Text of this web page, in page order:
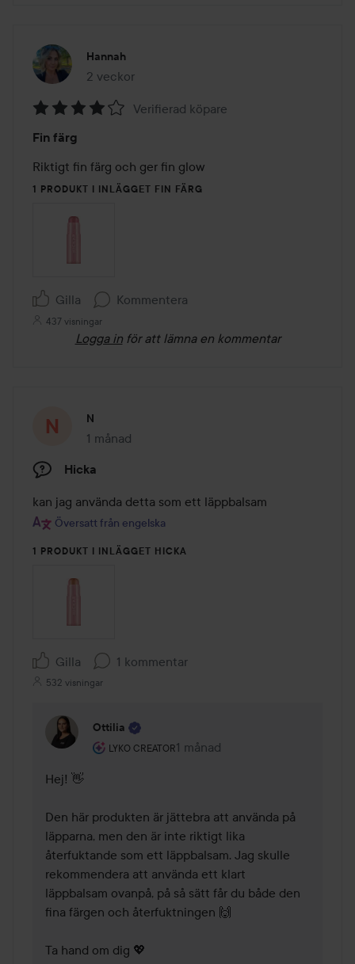
Hannah
2 veckor
Inlägget skapades 2 veckor
4
av
5
Verifierad köpare
Fin färg
Riktigt fin färg och ger fin glow
1 PRODUKT I INLÄGGET FIN FÄRG
Gilla Kommentera
437 visningar
Logga in för att lämna en kommentar
N
1 månad
Inlägget skapades 1 månad
Hicka
kan jag använda detta som ett läppbalsam
Översatt från engelska
1 PRODUKT I INLÄGGET HICKA
Gilla 1 kommentar
532 visningar
Ottilia
LYKO CREATOR
Användarens roll: Lyko Creator.
1 månad
Kommentaren lades 1 månad
Hej! 👋
Den här produkten är jättebra att använda på
läpparna, men den är inte riktigt lika
återfuktande som ett läppbalsam. Jag skulle
rekommendera att använda ett klart
läppbalsam ovanpå, på så sätt får du både den
fina färgen och återfuktningen 🙌
Ta hand om dig 💖